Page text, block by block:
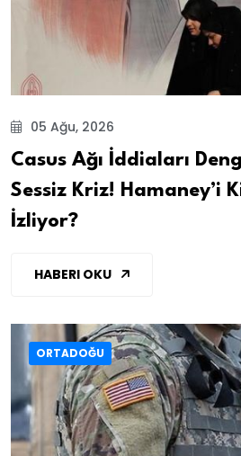
05 Ağu, 2026
Casus Ağı İddiaları
Sessiz Kriz! Hamaney’i
İzliyor?
HABERI OKU
ORTADOĞU